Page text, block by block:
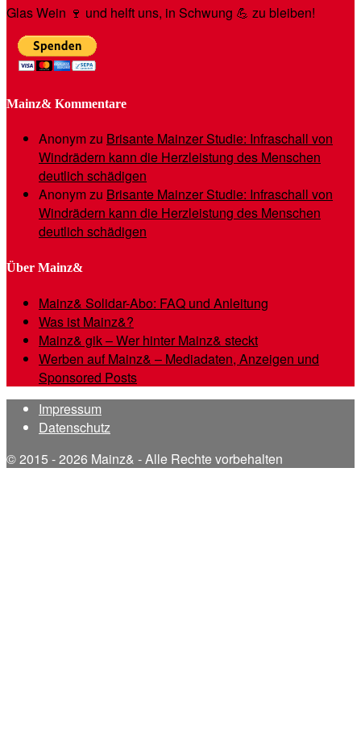
Glas Wein 🍷 und helft uns, in Schwung 💪 zu bleiben!
Mainz& Kommentare
Anonymzu Brisante Mainzer Studie: Infraschall von
Windrädern kann die Herzleistung des Menschen
deutlich schädigen
Anonymzu Brisante Mainzer Studie: Infraschall von
Windrädern kann die Herzleistung des Menschen
deutlich schädigen
Über Mainz&
Mainz& Solidar-Abo: FAQ und Anleitung
Was ist Mainz&?
Mainz& gik – Wer hinter Mainz& steckt
Werben auf Mainz& – Mediadaten, Anzeigen und
Sponsored Posts
Impressum
Datenschutz
© 2015 - 2026 Mainz& - Alle Rechte vorbehalten